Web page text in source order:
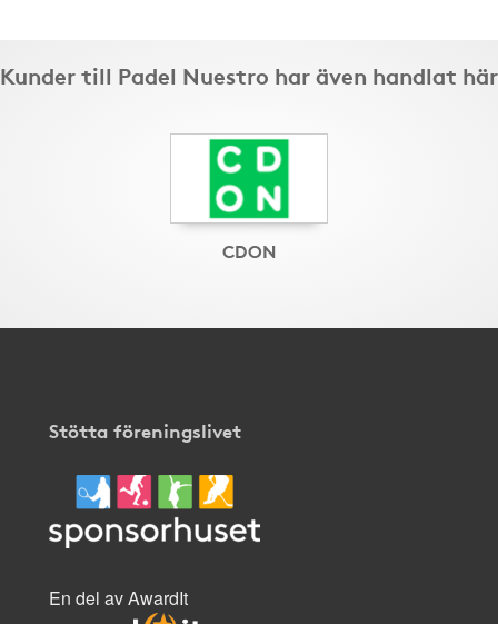
Kunder till Padel Nuestro har även handlat här
CDON
Stötta föreningslivet
En del av AwardIt